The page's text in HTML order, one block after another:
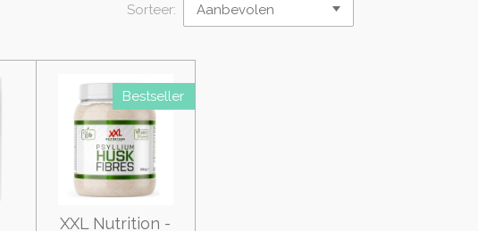
Sorteer:
Bestseller
XXL Nutrition -